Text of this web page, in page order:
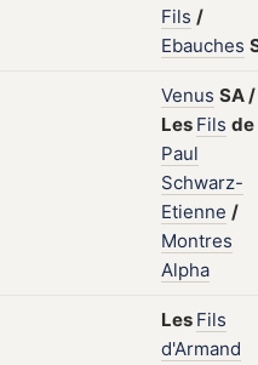
Fils /
Ebauches
Venus SA/
Les Fils de
Paul
Schwarz-
Etienne /
Montres
Alpha
Les Fils
d'Armand